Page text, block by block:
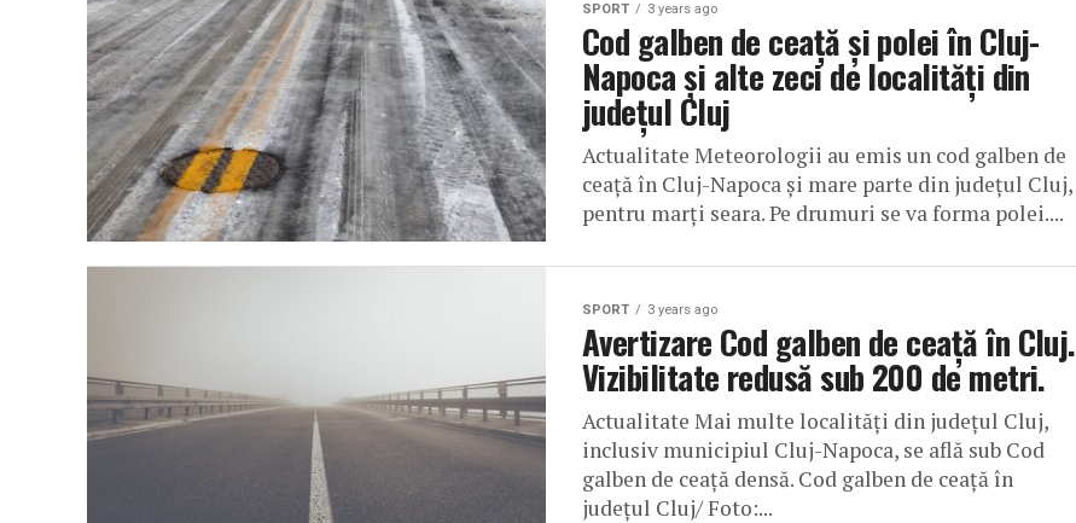
SPORT 3 years ago
Cod galben de ceață și polei în Cluj-
Napoca și alte zeci de localități din
județul Cluj
Actualitate Meteorologii au emis un cod galben de
ceață în Cluj-Napoca și mare parte din județul Cluj,
pentru marți seara. Pe drumuri se va forma polei....
SPORT 3 years ago
Avertizare Cod galben de ceață în Cluj.
Vizibilitate redusă sub 200 de metri.
Actualitate Mai multe localități din județul Cluj,
inclusiv municipiul Cluj-Napoca, se află sub Cod
galben de ceață densă. Cod galben de ceață în
județul Cluj/ Foto:...